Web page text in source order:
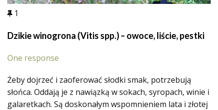
1
Dzikie winogrona (Vitis spp.) – owoce, liście, pestki
One response
Żeby dojrzeć i zaoferować słodki smak, potrzebują
słońca. Oddają je z nawiązką w sokach, syropach, winie i
galaretkach. Są doskonałym wspomnieniem lata i złotej